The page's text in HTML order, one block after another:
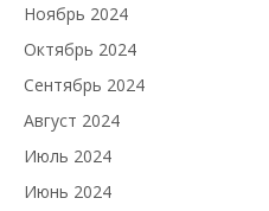
Ноябрь 2024
Октябрь 2024
Сентябрь 2024
Август 2024
Июль 2024
Июнь 2024